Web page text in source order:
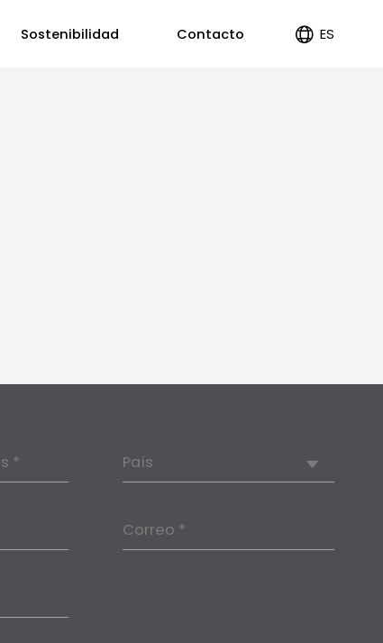
Sostenibilidad Contacto ES
* País
Correo *